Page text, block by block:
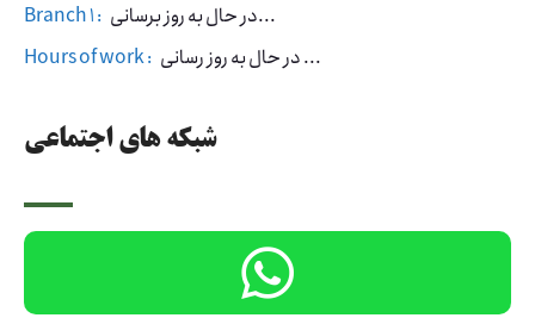
شبکه های اجتماعی
Branch 1 :
در حال به روز برسانی...
Hours of work :
در حال به روز رسانی ...